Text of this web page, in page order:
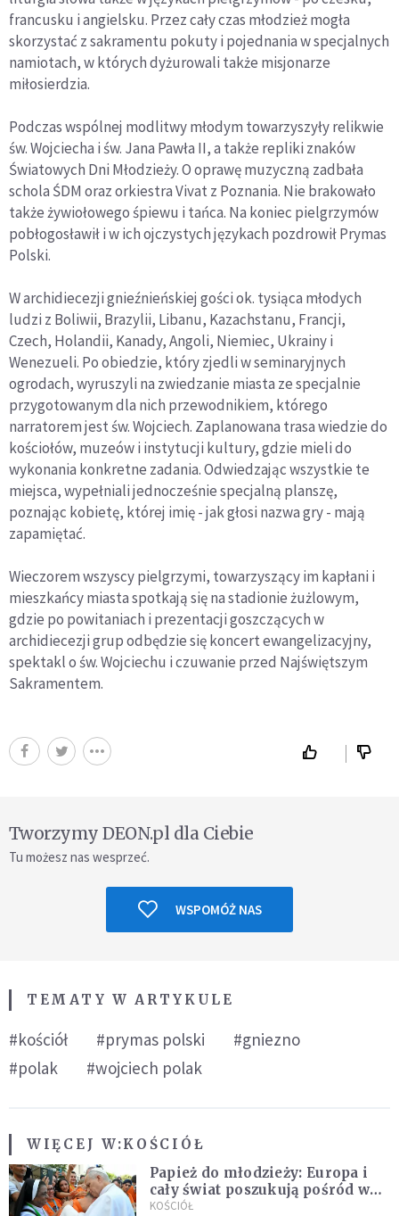
francusku i angielsku. Przez cały czas młodzież mogła
skorzystać z sakramentu pokuty i pojednania w specjalnych
namiotach, w których dyżurowali także misjonarze
miłosierdzia.
Podczas wspólnej modlitwy młodym towarzyszyły relikwie
św. Wojciecha i św. Jana Pawła II, a także repliki znaków
Światowych Dni Młodzieży. O oprawę muzyczną zadbała
schola ŚDM oraz orkiestra Vivat z Poznania. Nie brakowało
także żywiołowego śpiewu i tańca. Na koniec pielgrzymów
pobłogosławił i w ich ojczystych językach pozdrowił Prymas
Polski.
W archidiecezji gnieźnieńskiej gości ok. tysiąca młodych
ludzi z Boliwii, Brazylii, Libanu, Kazachstanu, Francji,
Czech, Holandii, Kanady, Angoli, Niemiec, Ukrainy i
Wenezueli. Po obiedzie, który zjedli w seminaryjnych
ogrodach, wyruszyli na zwiedzanie miasta ze specjalnie
przygotowanym dla nich przewodnikiem, którego
narratorem jest św. Wojciech. Zaplanowana trasa wiedzie do
kościołów, muzeów i instytucji kultury, gdzie mieli do
wykonania konkretne zadania. Odwiedzając wszystkie te
miejsca, wypełniali jednocześnie specjalną planszę,
poznając kobietę, której imię - jak głosi nazwa gry - mają
zapamiętać.
Wieczorem wszyscy pielgrzymi, towarzyszący im kapłani i
mieszkańcy miasta spotkają się na stadionie żużlowym,
gdzie po powitaniach i prezentacji goszczących w
archidiecezji grup odbędzie się koncert ewangelizacyjny,
spektakl o św. Wojciechu i czuwanie przed Najświętszym
Sakramentem.
Tworzymy DEON.pl dla Ciebie
Tu możesz nas wesprzeć.
WSPOMÓŻ NAS
TEMATY W ARTYKULE
#kościół #prymas polski
#gniezno
#polak
#wojciech polak
WIĘCEJ W:KOŚCIÓŁ
Papież do młodzieży: Europa i
cały świat poszukują pośród was
nowych świętych
KOŚCIÓŁ